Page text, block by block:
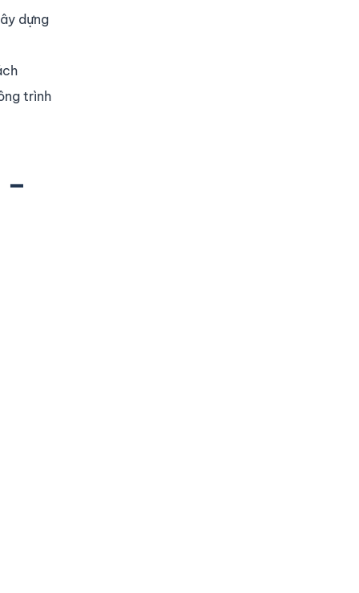
dựng
trình